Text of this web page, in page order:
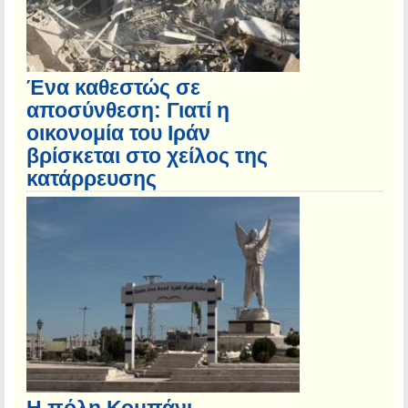
Ένα καθεστώς σε
αποσύνθεση: Γιατί η
οικονομία του Ιράν
βρίσκεται στο χείλος της
κατάρρευσης